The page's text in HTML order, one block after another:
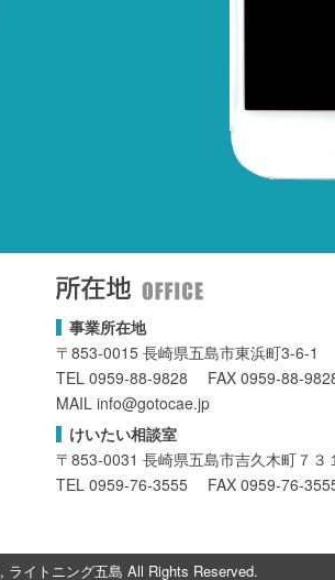
事業所在地
〒853-0015 長崎県五島市東浜町3-6-1
TEL 0959-88-9828 FAX 0959-88-
MAIL info@gotocae.jp
けいたい相談室
〒853-0031 長崎県五島市吉久木町７３
TEL 0959-76-3555 FAX 0959-76-
ライトニング五島 All Rights Reserved.